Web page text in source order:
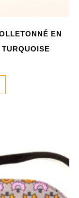
EN